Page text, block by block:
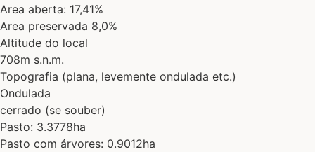
Area aberta: 17,41%
Area preservada 8,0%
Altitude do local
708m s.n.m.
Topografia (plana, levemente ondulada etc.)
Ondulada
cerrado (se souber)
Pasto: 3.3778ha
Pasto com árvores: 0.9012ha